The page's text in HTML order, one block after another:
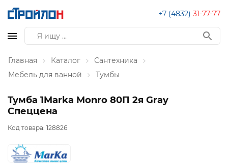
+7 (4832) 31-77-77
Главная Каталог
Сантехника
Мебель для ванной
Тумбы
Тумба 1Marka Monro 80П 2я Gray
Спеццена
Код товара: 128826